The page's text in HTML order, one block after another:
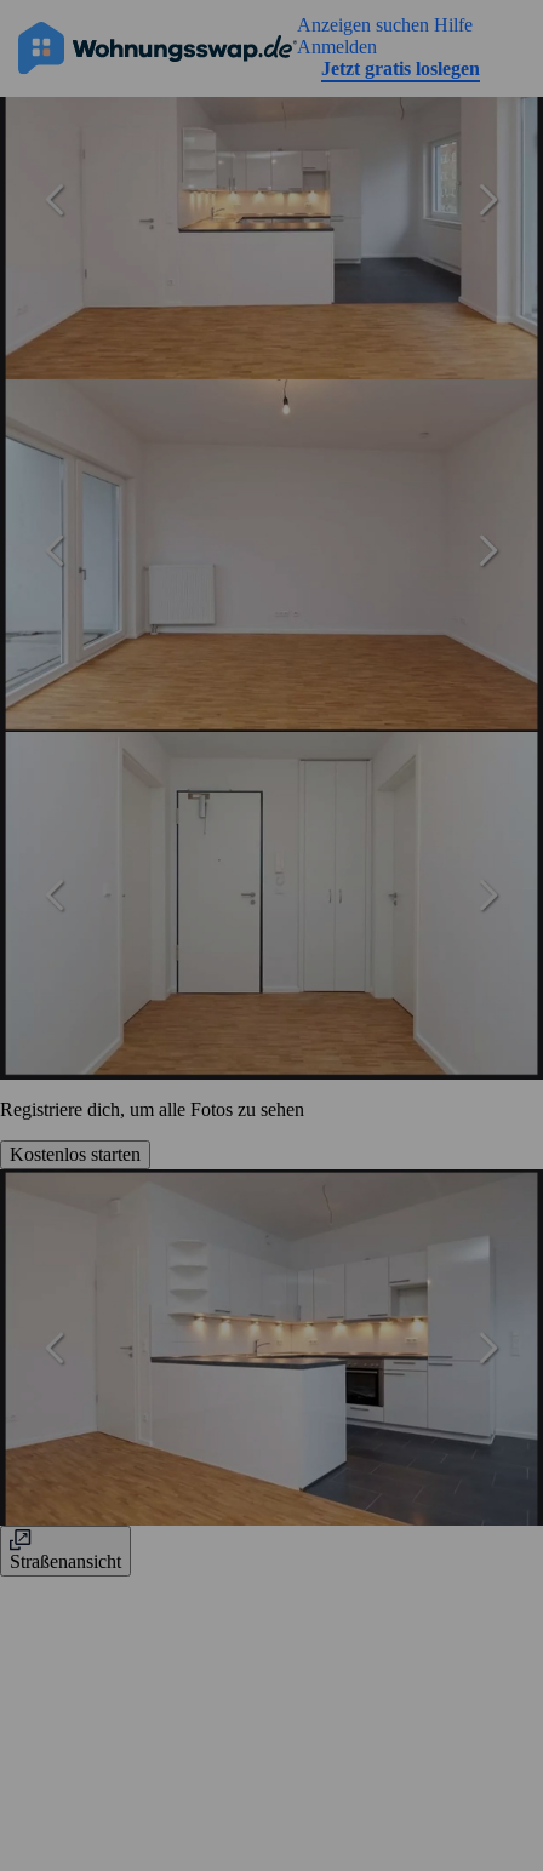
Anzeigen suchen Hilfe
Anmelden
Jetzt gratis loslegen
Registriere dich, um alle Fotos zu sehen
Kostenlos starten
Straßenansicht